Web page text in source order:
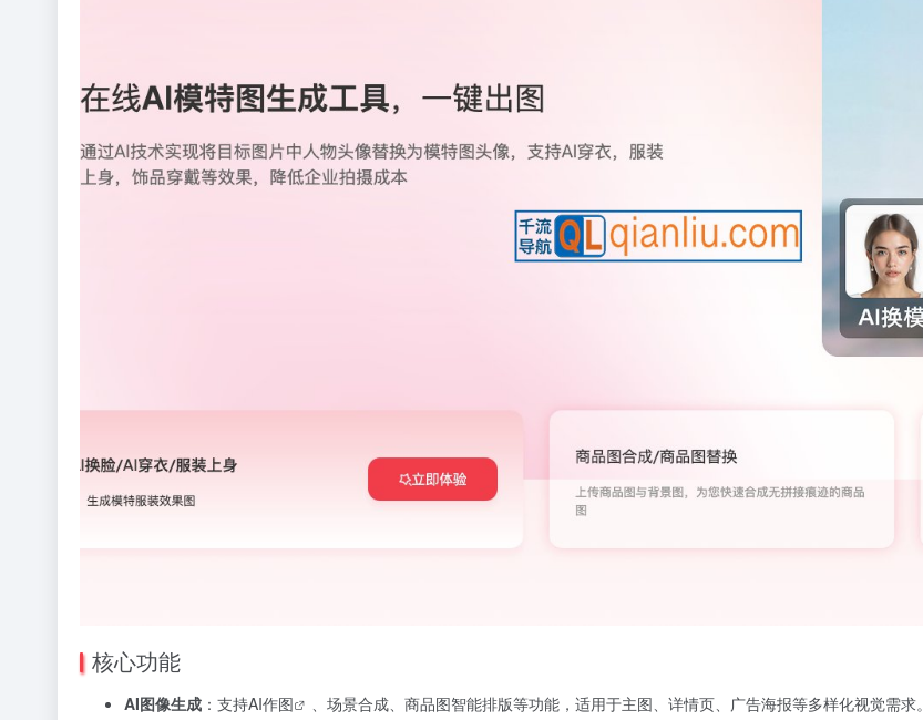
核心功能
AI图像生成 ：支持AI作图
、场景合成、商品图智能排版等功能，适用于主图、详情页、广告海报等多样化视觉需求。